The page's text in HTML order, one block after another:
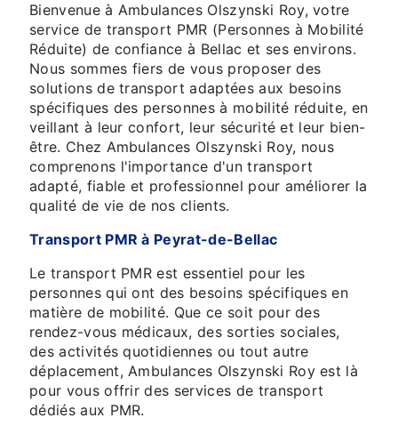
Bienvenue à Ambulances Olszynski Roy, votre
service de transport PMR (Personnes à Mobilité
Réduite) de confiance à Bellac et ses environs.
Nous sommes fiers de vous proposer des
solutions de transport adaptées aux besoins
spécifiques des personnes à mobilité réduite, en
veillant à leur confort, leur sécurité et leur bien-
être. Chez Ambulances Olszynski Roy, nous
comprenons l'importance d'un transport
adapté, fiable et professionnel pour améliorer la
qualité de vie de nos clients.
Transport PMR à Peyrat-de-Bellac
Le transport PMR est essentiel pour les
personnes qui ont des besoins spécifiques en
matière de mobilité. Que ce soit pour des
rendez-vous médicaux, des sorties sociales,
des activités quotidiennes ou tout autre
déplacement, Ambulances Olszynski Roy est là
pour vous offrir des services de transport
dédiés aux PMR.